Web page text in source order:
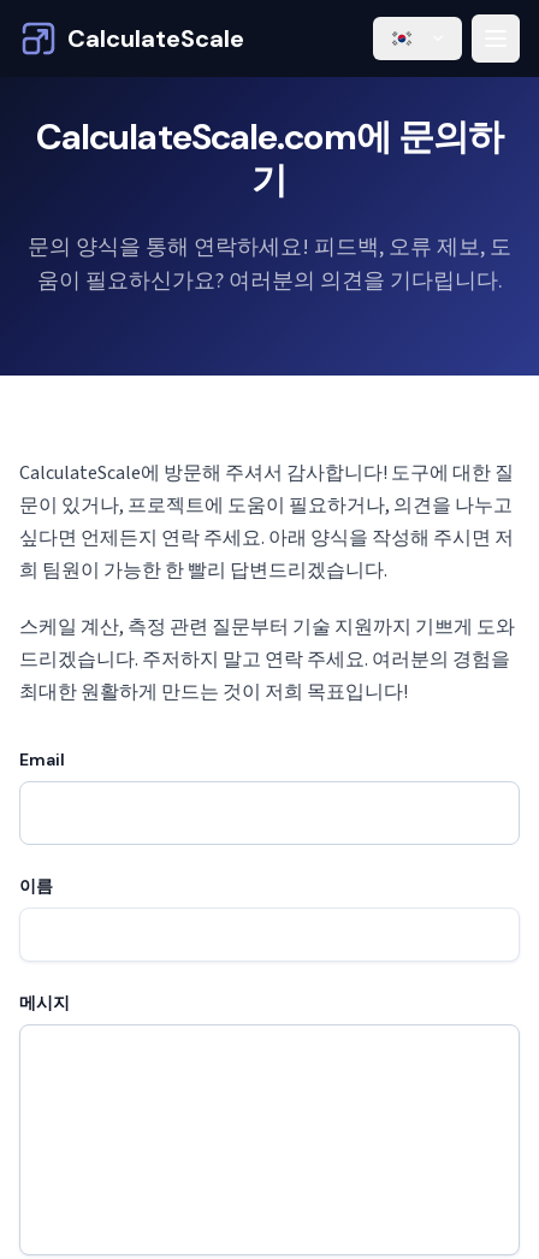
CalculateScale
CalculateScale.com에 문의하
기
문의 양식을 통해 연락하세요! 피드백, 오류 제보, 도
움이 필요하신가요? 여러분의 의견을 기다립니다.
CalculateScale에 방문해 주셔서 감사합니다! 도구에 대한 질
문이 있거나, 프로젝트에 도움이 필요하거나, 의견을 나누고
싶다면 언제든지 연락 주세요. 아래 양식을 작성해 주시면 저
희 팀원이 가능한 한 빨리 답변드리겠습니다.
스케일 계산, 측정 관련 질문부터 기술 지원까지 기쁘게 도와
드리겠습니다. 주저하지 말고 연락 주세요. 여러분의 경험을
최대한 원활하게 만드는 것이 저희 목표입니다!
Email
이름
메시지